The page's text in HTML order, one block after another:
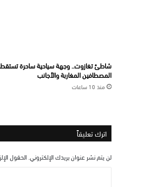
شاطئ تغازوت.. وجهة سياحية ساحرة
المصطافين المغاربة والأجانب
منذ 10 ساعات
اترك تعليقاً
لن يتم نشر عنوان بريدك الإلكتروني. الحقول